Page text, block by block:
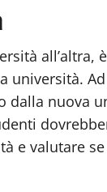
università.
nuova
e valutare